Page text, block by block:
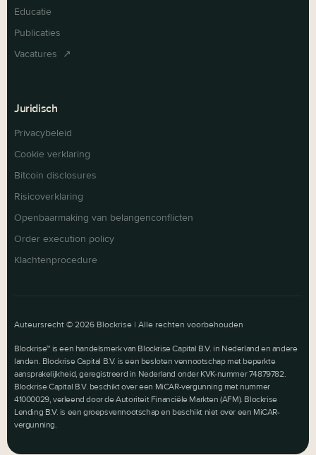
Educatie
Publicaties
Vacatures ↗
Juridisch
Privacybeleid
Cookie verklaring
Bitcoin disclosures
Risicoverklaring
Openbaarmaking van belangenconflicten
Order execution policy
Klachtenprocedure
Auteursrecht © 2026 Blockrise | Alle rechten voorbehouden
Blockrise™ is een handelsmerk van Blockrise Capital B.V. in Nederland en andere
landen. Blockrise Capital B.V. is een besloten vennootschap met beperkte
aansprakelijkheid, geregistreerd in Nederland onder KVK-nummer 74879782.
Blockrise Capital B.V. beschikt over een MiCAR-vergunning met nummer
41000029, verleend door de Autoriteit Financiële Markten (AFM). Blockrise
Lending B.V. is een groepsvennootschap en beschikt niet over een MiCAR-
vergunning.